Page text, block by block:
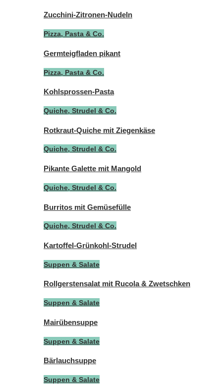
Zucchini-Zitronen-Nudeln
Pizza, Pasta & Co.
Germteigfladen pikant
Pizza, Pasta & Co.
Kohlsprossen-Pasta
Quiche, Strudel & Co.
Rotkraut-Quiche mit Ziegenkäse
Quiche, Strudel & Co.
Pikante Galette mit Mangold
Quiche, Strudel & Co.
Burritos mit Gemüsefülle
Quiche, Strudel & Co.
Kartoffel-Grünkohl-Strudel
Suppen & Salate
Rollgerstensalat mit Rucola & Zwetschken
Suppen & Salate
Mairübensuppe
Suppen & Salate
Bärlauchsuppe
Suppen & Salate